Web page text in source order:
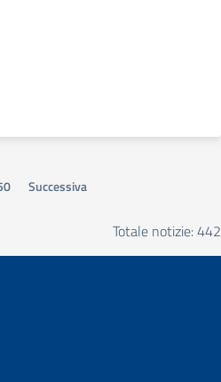
Successiva
Totale notizie: 442